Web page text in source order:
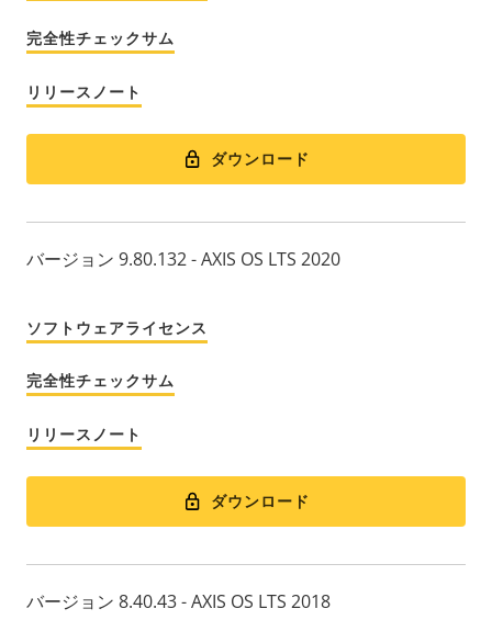
完全性チェックサム
リリースノート
ダウンロード
バージョン 9.80.132 - AXIS OS LTS 2020
ソフトウェアライセンス
完全性チェックサム
リリースノート
ダウンロード
バージョン 8.40.43 - AXIS OS LTS 2018